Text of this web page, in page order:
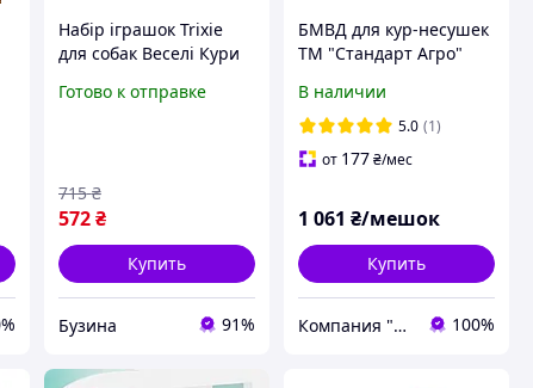
Набір іграшок Trixie
для собак Веселі Кури
buzyna
Готово к отправке
572 ₴
715 ₴
Купить
Бузина 91%
БМВД для кур-несушек
ТМ "Стандарт Агро"
В наличии
5.0 (1)
от 177₴/мес
1 061 ₴/мешок
Купить
Компания "Стандарт Агро" 100%